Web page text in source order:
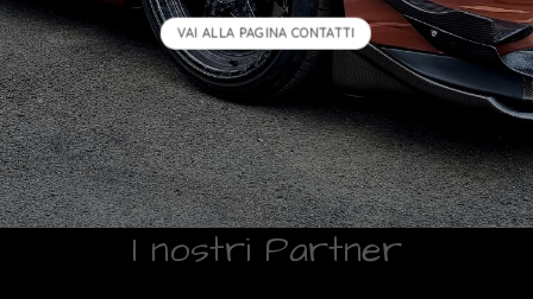
VAI ALLA PAGINA CONTATTI
I nostri Partner